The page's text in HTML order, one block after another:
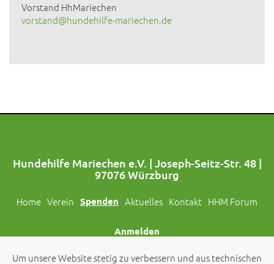
Vorstand HhMariechen
vorstand@hundehilfe-mariechen.de
Hundehilfe Mariechen e.V. | Joseph-Seitz-Str. 48 |
97076 Würzburg
Home Verein Spenden Aktuelles Kontakt HHM Forum
Anmelden
Um unsere Website stetig zu verbessern und aus technischen